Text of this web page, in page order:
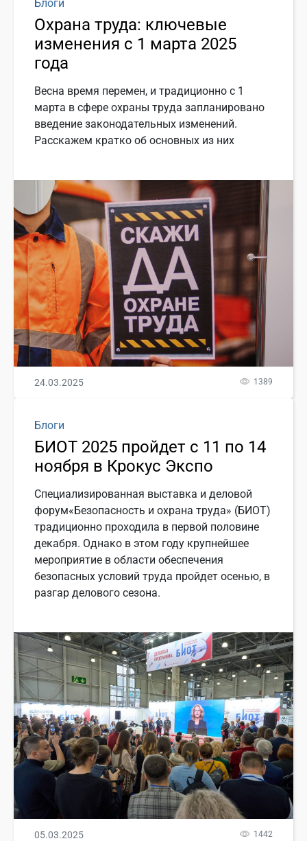
Блоги
Охрана труда: ключевые
изменения с 1 марта 2025
года
Весна время перемен, и традиционно с 1
марта в сфере охраны труда запланировано
введение законодательных изменений.
Расскажем кратко об основных из них
24.03.2025 1389
Блоги
БИОТ 2025 пройдет с 11 по 14
ноября в Крокус Экспо
Специализированная выставка и деловой
форум«Безопасность и охрана труда» (БИОТ)
традиционно проходила в первой половине
декабря. Однако в этом году крупнейшее
мероприятие в области обеспечения
безопасных условий труда пройдет осенью, в
разгар делового сезона.
05.03.2025 1442